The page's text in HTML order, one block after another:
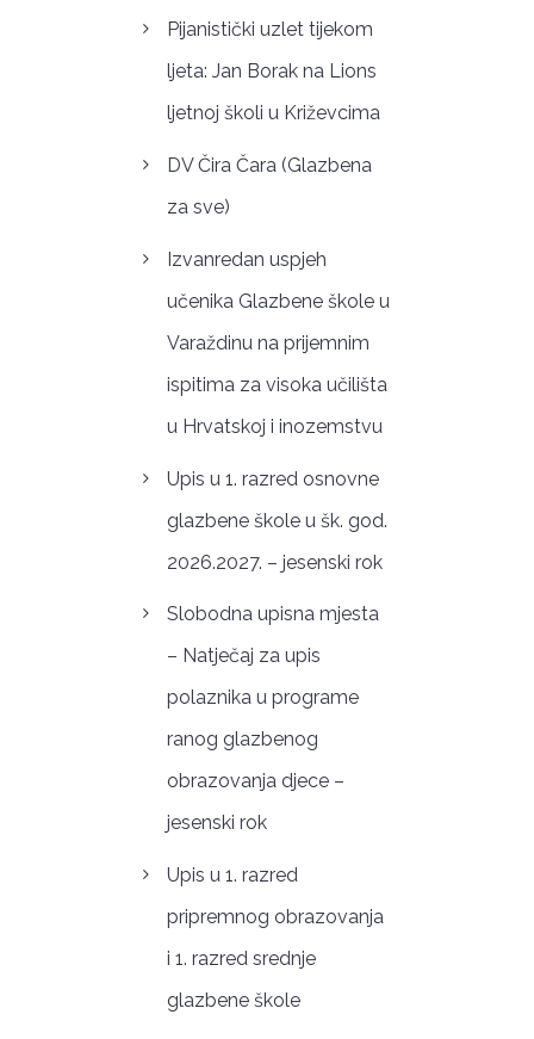
Pijanistički uzlet tijekom
ljeta: Jan Borak na Lions
ljetnoj školi u Križevcima
DV Čira Čara (Glazbena
za sve)
Izvanredan uspjeh
učenika Glazbene škole u
Varaždinu na prijemnim
ispitima za visoka učilišta
u Hrvatskoj i inozemstvu
Upis u 1. razred osnovne
glazbene škole u šk. god.
2026.2027. – jesenski rok
Slobodna upisna mjesta
– Natječaj za upis
polaznika u programe
ranog glazbenog
obrazovanja djece –
jesenski rok
Upis u 1. razred
pripremnog obrazovanja
i 1. razred srednje
glazbene škole